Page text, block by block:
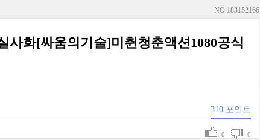
NO.183152166
사화[싸움의기술]미췬청춘액션1080공식
310 포인트
0 0